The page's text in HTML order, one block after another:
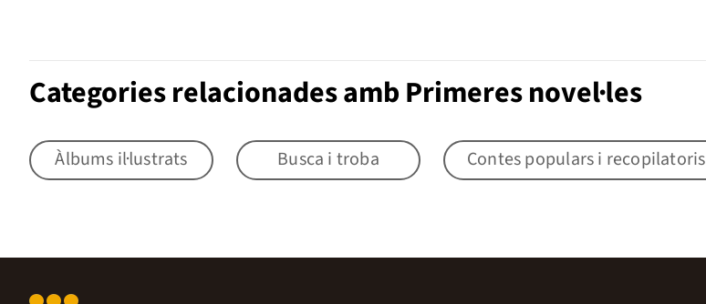
Categories relacionades amb Primeres novel·les
Àlbums il·lustrats Busca i troba Contes populars i recopilatoris